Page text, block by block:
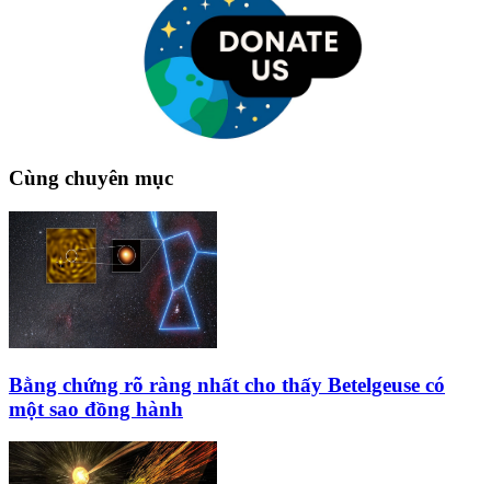
Cùng chuyên mục
Bằng chứng rõ ràng nhất cho thấy Betelgeuse có
một sao đồng hành